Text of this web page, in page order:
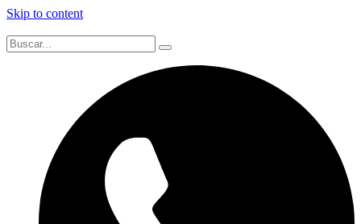
Skip to content